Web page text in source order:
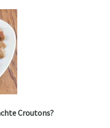
Croutons?